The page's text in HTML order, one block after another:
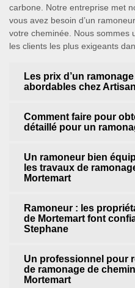
carbone. Notre entreprise met
vous avez besoin d’un
votre cheminée. Nous sommes
les clients les plus exigeants
Les prix d’un
abordables chez
Comment faire pour
détaillé pour un
Un ramoneur bien
les travaux de
Mortemart
Ramoneur : les
de Mortemart font
Stephane
Un professionnel pour
de ramonage de
Mortemart